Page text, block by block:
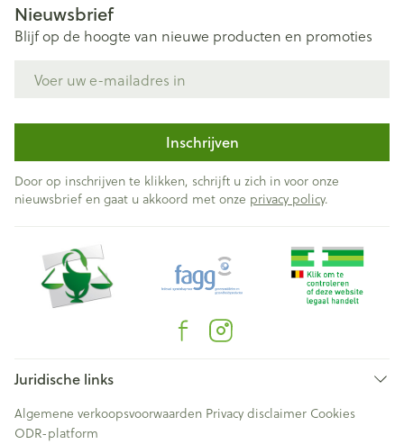
Nieuwsbrief
Blijf op de hoogte van nieuwe producten en promoties
Inschrijven
Door op inschrijven te klikken, schrijft u zich in voor onze
nieuwsbrief en gaat u akkoord met onze privacy policy.
Juridische links
Algemene verkoopsvoorwaarden Privacy disclaimer Cookies
ODR-platform